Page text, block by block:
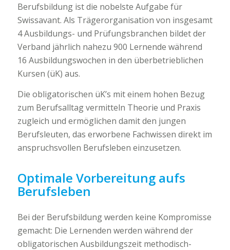
Berufsbildung ist die nobelste Aufgabe für
Swissavant. Als Trägerorganisation von insgesamt
4 Ausbildungs- und Prüfungsbranchen bildet der
Verband jährlich nahezu 900 Lernende während
16 Ausbildungswochen in den überbetrieblichen
Kursen (üK) aus.
Die obligatorischen üK’s mit einem hohen Bezug
zum Berufsalltag vermitteln Theorie und Praxis
zugleich und ermöglichen damit den jungen
Berufsleuten, das erworbene Fachwissen direkt im
anspruchsvollen Berufsleben einzusetzen.
Optimale Vorbereitung aufs
Berufsleben
Bei der Berufsbildung werden keine Kompromisse
gemacht: Die Lernenden werden während der
obligatorischen Ausbildungszeit methodisch-